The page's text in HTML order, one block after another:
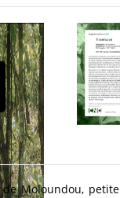
Moloundou,